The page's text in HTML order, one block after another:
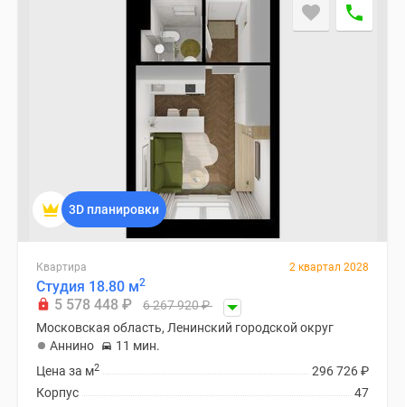
Москве
Новостройки
премиум-
класса
Новостройки
бизнес-
класса
Рассрочка
Траншевая
ипотека
3D планировки
Квартира 2 квартал 2028
Студия 18.80 м2
5 578 448 ₽ 6 267 920₽
Московская область, Ленинский городской округ
Аннино
11 мин.
296 726₽
Цена за м2
47
Корпус